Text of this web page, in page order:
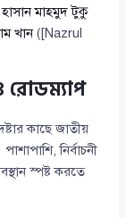
মাহমুদ টুকু
খান([Nazrul
রোডম্যাপ
কাছে জাতীয়
নির্বাচনী
স্পষ্ট করতে